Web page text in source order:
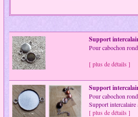
Support
Pour cabochon
[ plus de détails ]
Support
Pour cabochon
Support intercalaire
[ plus de détails ]